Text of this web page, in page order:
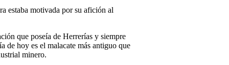
estaba motivada por su afición al
que poseía de Herrerías y siempre
de hoy es el malacate más antiguo que
minero.